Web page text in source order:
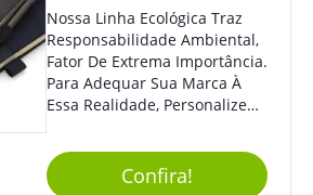
Nossa Linha Ecológica Traz
Responsabilidade Ambiental,
Fator De Extrema Importância.
Para Adequar Sua Marca À
Essa Realidade, Personalize
Anotações Com Post-It E
Caneta. Elaborado A Partir De
Confira!